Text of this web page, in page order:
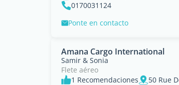
0170031124
Ponte en contacto
Amana Cargo International
Samir & Sonia
Flete aéreo
1 Recomendaciones